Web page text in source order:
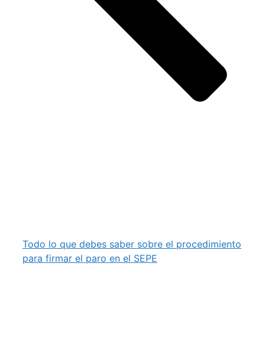
Todo lo que debes saber sobre el procedimiento
para firmar el paro en el SEPE